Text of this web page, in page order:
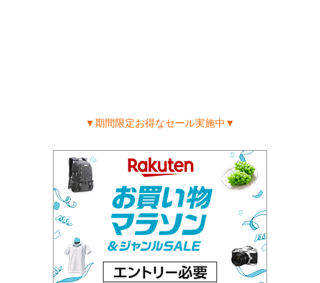
▼期間限定お得なセール実施中▼